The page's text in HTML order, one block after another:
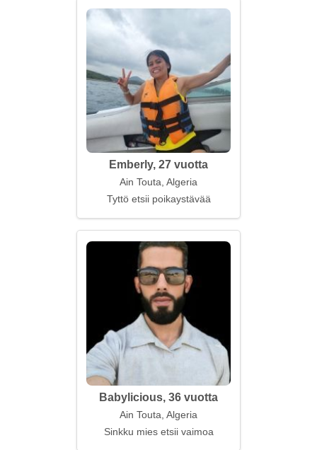
Emberly, 27 vuotta
Ain Touta, Algeria
Tyttö etsii poikaystävää
Babylicious, 36 vuotta
Ain Touta, Algeria
Sinkku mies etsii vaimoa